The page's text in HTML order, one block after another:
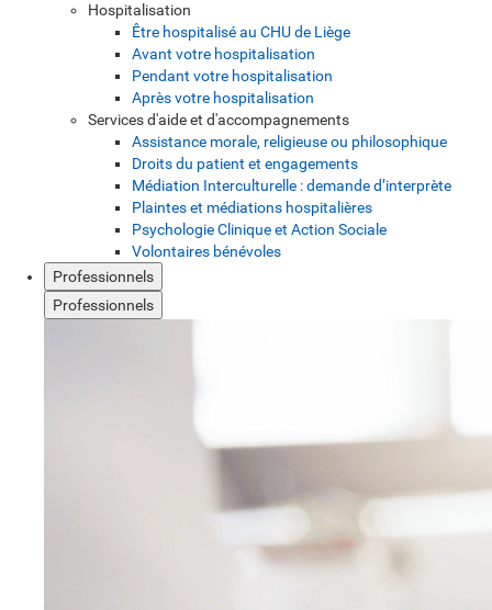
Hospitalisation
Être hospitalisé au CHU de Liège
Avant votre hospitalisation
Pendant votre hospitalisation
Après votre hospitalisation
Services d'aide et d'accompagnements
Assistance morale, religieuse ou philosophique
Droits du patient et engagements
Médiation Interculturelle : demande d’interprète
Plaintes et médiations hospitalières
Psychologie Clinique et Action Sociale
Volontaires bénévoles
Professionnels
Professionnels